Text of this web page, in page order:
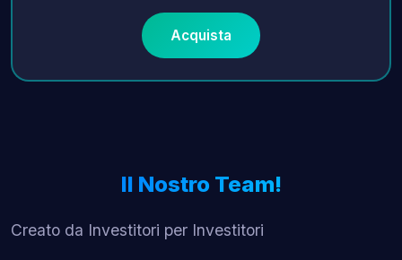
Acquista
Il Nostro Team!
Creato da Investitori per Investitori